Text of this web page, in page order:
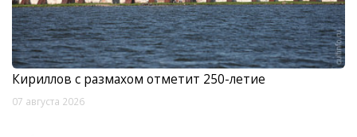
Кириллов с размахом отметит 250-летие
07 августа 2026